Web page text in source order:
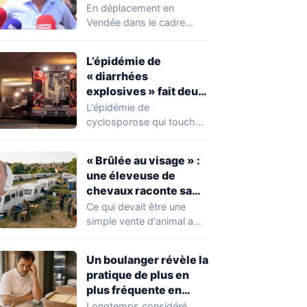
chahuté sur un
campement illégal
En déplacement en
Vendée dans le cadre
occupations…
L’épidémie de
« diarrhées
explosives » fait deux
premiers morts
L'épidémie de
cyclosporose qui touche
aggravation. Les autorités
sanitaires…
« Brûlée au visage » :
une éleveuse de
chevaux raconte sa
violente agression par
des gens du voyage
Ce qui devait être une
simple vente d'animal a
Un boulanger révèle la
pratique de plus en
plus fréquente en